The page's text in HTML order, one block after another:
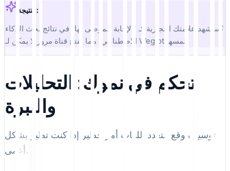
النتيجة:
تُستشهد علامتك التجارية كـ "الإجابة الموصى بها" في نتائج بحث الذكاء
تحكم في نموك: التحليلات
والنبرة
توسيع موقع متعدد اللغات أمر خطير إذا كنت تطير بشكل
أعمى.